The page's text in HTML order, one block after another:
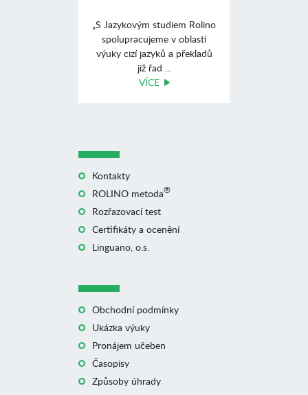
„S Jazykovým studiem Rolino
spolupracujeme v oblasti
výuky cizí jazyků a překladů
již řad ...
VÍCE
Kontakty
ROLINO metoda®
Rozřazovací test
Certifikáty a ocenění
Linguano, o.s.
Obchodní podmínky
Ukázka výuky
Pronájem učeben
Časopisy
Způsoby úhrady